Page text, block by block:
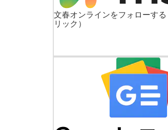
文春オンラインをフォローする
リック）